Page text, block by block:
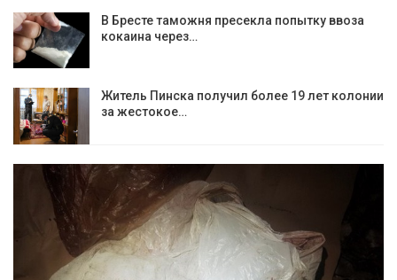
В Бресте таможня пресекла попытку ввоза
кокаина через…
Житель Пинска получил более 19 лет колонии
за жестокое…